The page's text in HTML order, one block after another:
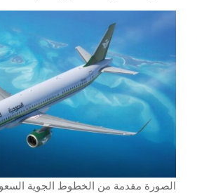
الصورة مقدمة من الخطوط الجوية